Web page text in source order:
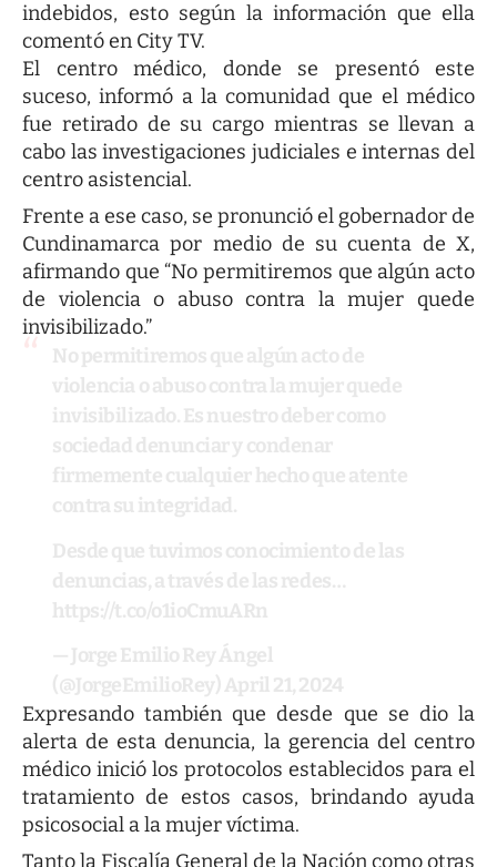
indebidos, esto según la información que ella
comentó en City TV.
El centro médico, donde se presentó este
suceso, informó a la comunidad que el médico
fue retirado de su cargo mientras se llevan a
cabo las investigaciones judiciales e internas del
centro asistencial.
Frente a ese caso, se pronunció el gobernador de
Cundinamarca por medio de su cuenta de X,
afirmando que “No permitiremos que algún acto
de violencia o abuso contra la mujer quede
invisibilizado.”
Expresando también que desde que se dio la
alerta de esta denuncia, la gerencia del centro
médico inició los protocolos establecidos para el
tratamiento de estos casos, brindando ayuda
psicosocial a la mujer víctima.
Tanto la Fiscalía General de la Nación como otras